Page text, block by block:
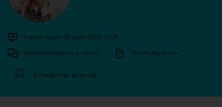
Expert depuis 25 juillet 2016 12:06
288 participations au forum 76 articles écrits
Enregistrer le profil